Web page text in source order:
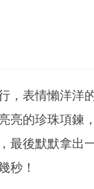
，表情懶洋洋
亮的珍珠項鍊
最後默默拿出
秒！